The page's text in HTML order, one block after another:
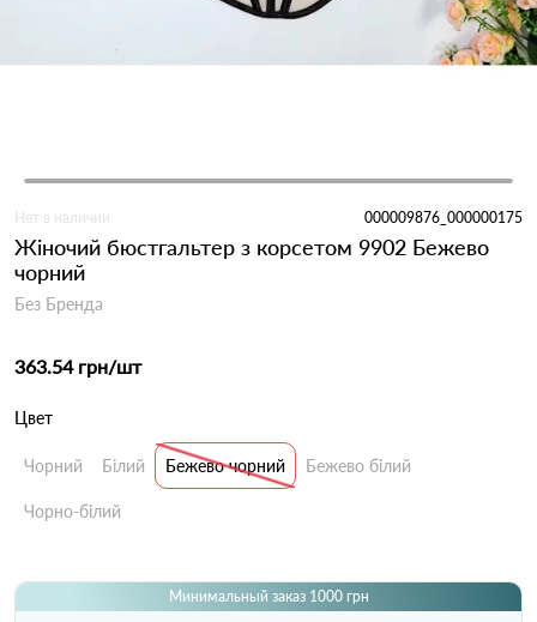
Нет в наличии 000009876_000000175
Жіночий бюстгальтер з корсетом 9902 Бежево
чорний
Без Бренда
363.54 грн/шт
Цвет
Чорний Білий Бежево чорний Бежево білий
Чорно-білий
Минимальный заказ 1000 грн